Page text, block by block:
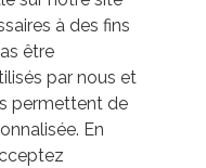
à des fins
être
par nous et
permettent de
En